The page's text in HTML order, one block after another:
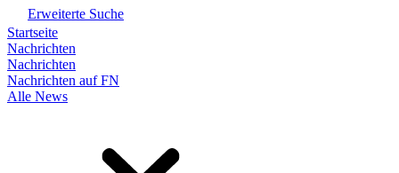
Erweiterte Suche
Startseite
Nachrichten
Nachrichten
Nachrichten auf FN
Alle News